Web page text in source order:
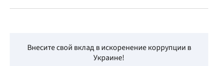
Внесите свой вклад в искоренение коррупции в
Украине!